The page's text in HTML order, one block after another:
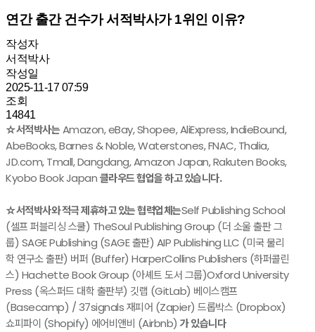
연간 출간 건수가 서적박사가 1위인 이유?
작성자
서적박사
작성일
2025-11-17 07:59
조회
14841
☆서적박사는Amazon, eBay, Shopee, AliExpress, IndieBound,
AbeBooks, Barnes & Noble, Waterstones, FNAC, Thalia,
JD.com, Tmall, Dangdang, Amazon Japan, Rakuten Books,
Kyobo Book Japan클라우드 협업을 하고 있습니다.
☆서적박사와 적극 제휴하고 있는 협력업체는Self Publishing School
(셀프 퍼블리싱 스쿨) TheSoul Publishing Group (더 소울 출판 그
룹) SAGE Publishing (SAGE 출판) AIP Publishing LLC (미국 물리
학 연구소 출판) ​버퍼 (Buffer) HarperCollins Publishers (하퍼콜린
스) Hachette Book Group (아셰트 도서 그룹)​Oxford University
Press (옥스퍼드 대학 출판부) 깃랩 (GitLab) 베이스캠프
(Basecamp) / 37signals 재피어 (Zapier) 드롭박스 (Dropbox)
쇼피파이 (Shopify) 에어비앤비 (Airbnb) 가 있습니다